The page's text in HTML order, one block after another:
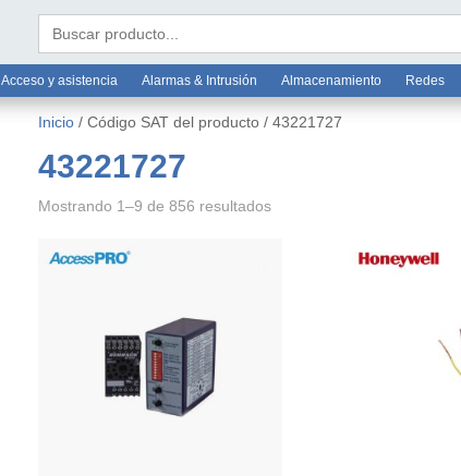
33 3826 7812
Buscar:
Acceso y asistencia Alarmas & Intrusión Almacenamiento Redes
Inicio/ Código SAT del producto / 43221727
43221727
Mostrando 1–9 de 856 resultados